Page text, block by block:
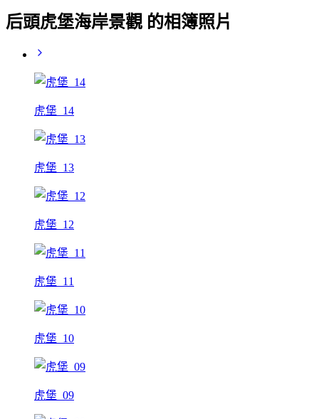
后頭虎堡海岸景觀 的相簿照片
虎堡_14
虎堡_13
虎堡_12
虎堡_11
虎堡_10
虎堡_09